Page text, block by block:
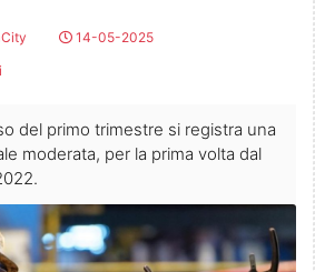
14-05-2025
del primo trimestre si registra una
moderata, per la prima volta dal